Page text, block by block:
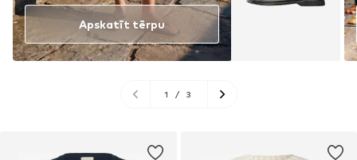
Apskatīt tērpu
1 / 3